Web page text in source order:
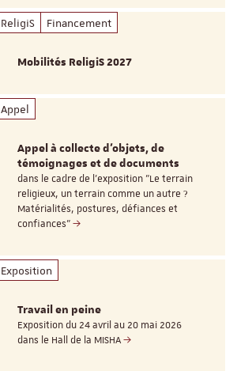
ReligiS Financement
Mobilités ReligiS 2027
Appel
Appel à collecte d'objets, de
témoignages et de documents
dans le cadre de l'exposition "Le terrain
religieux, un terrain comme un autre ?
Matérialités, postures, défiances et
confiances"
Exposition
Travail en peine
Exposition du 24 avril au 20 mai 2026
dans le Hall de la MISHA